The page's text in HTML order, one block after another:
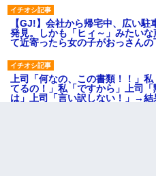
【GJ!】会社から帰宅中、広い
発見。しかも「ヒィ～」みたい
て近寄ったら女の子がおっさん
上司「何なの、この書類！！」
てるの！」私「ですから」上司
は」上司「言い訳しない！」→結